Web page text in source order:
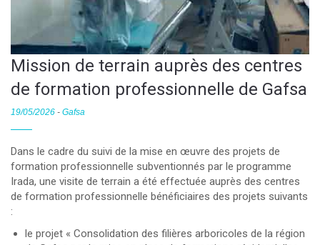
Mission de terrain auprès des centres
de formation professionnelle de Gafsa
19/05/2026 - Gafsa
Dans le cadre du suivi de la mise en œuvre des projets de
formation professionnelle subventionnés par le programme
Irada, une visite de terrain a été effectuée auprès des centres
de formation professionnelle bénéficiaires des projets suivants
:
le projet « Consolidation des filières arboricoles de la région